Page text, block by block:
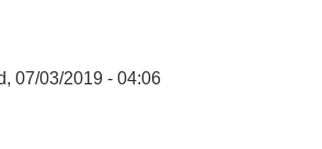
07/03/2019 - 04:06